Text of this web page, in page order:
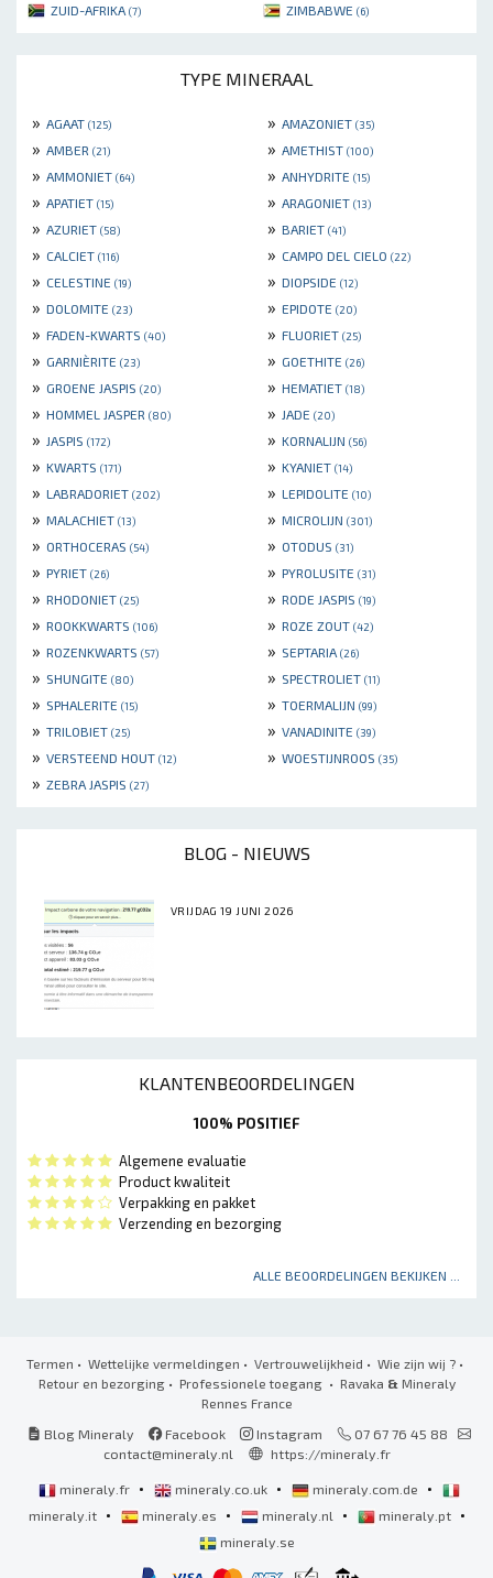
ZUID-AFRIKA (7) ZIMBABWE (6)
TYPE MINERAAL
» AGAAT (125) » AMAZONIET (35)
» AMBER (21) » AMETHIST (100)
» AMMONIET (64) » ANHYDRITE (15)
» APATIET (15) » ARAGONIET (13)
» AZURIET (58) » BARIET (41)
» CALCIET (116) » CAMPO DEL CIELO (22)
» CELESTINE (19) » DIOPSIDE (12)
» DOLOMITE (23) » EPIDOTE (20)
» FADEN-KWARTS (40) » FLUORIET (25)
» GARNIÈRITE (23) » GOETHITE (26)
» GROENE JASPIS (20) » HEMATIET (18)
» HOMMEL JASPER (80) » JADE (20)
» JASPIS (172) » KORNALIJN (56)
» KWARTS (171) » KYANIET (14)
» LABRADORIET (202) » LEPIDOLITE (10)
» MALACHIET (13) » MICROLIJN (301)
» ORTHOCERAS (54) » OTODUS (31)
» PYRIET (26) » PYROLUSITE (31)
» RHODONIET (25) » RODE JASPIS (19)
» ROOKKWARTS (106) » ROZE ZOUT (42)
» ROZENKWARTS (57) » SEPTARIA (26)
» SHUNGITE (80) » SPECTROLIET (11)
» SPHALERITE (15) » TOERMALIJN (99)
» TRILOBIET (25) » VANADINITE (39)
» VERSTEEND HOUT (12) » WOESTIJNROOS (35)
» ZEBRA JASPIS (27)
BLOG - NIEUWS
VRIJDAG 19 JUNI 2026
KLANTENBEOORDELINGEN
100% POSITIEF
Algemene evaluatie
Product kwaliteit
Verpakking en pakket
Verzending en bezorging
ALLE BEOORDELINGEN BEKIJKEN ...
Termen • Wettelijke vermeldingen • Vertrouwelijkheid • Wie zijn wij ? •
Retour en bezorging• Professionele toegang • Ravaka & Mineraly
Rennes France
Blog Mineraly
Facebook Instagram
07 67 76 45 88
contact@mineraly.nl
https://mineraly.fr
mineraly.fr • mineraly.co.uk • mineraly.com.de •
mineraly.it • mineraly.es • mineraly.nl • mineraly.pt •
mineraly.se